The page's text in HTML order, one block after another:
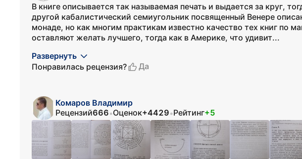
В книге описывается так называемая печать и выдается за круг,
другой кабалистический семиугольник посвященный Венере
монаде, но как многим практикам известно качество тех книг по
оставляют желать лучшего, тогда как в Америке, что удивит...
Развернуть
Понравилась рецензия?
Да
Комаров Владимир
Рецензий666•Оценок+4429•Рейтинг+5